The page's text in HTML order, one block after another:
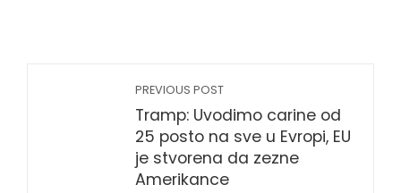
PREVIOUS POST
Tramp: Uvodimo carine od
25 posto na sve u Evropi, EU
je stvorena da zezne
Amerikance